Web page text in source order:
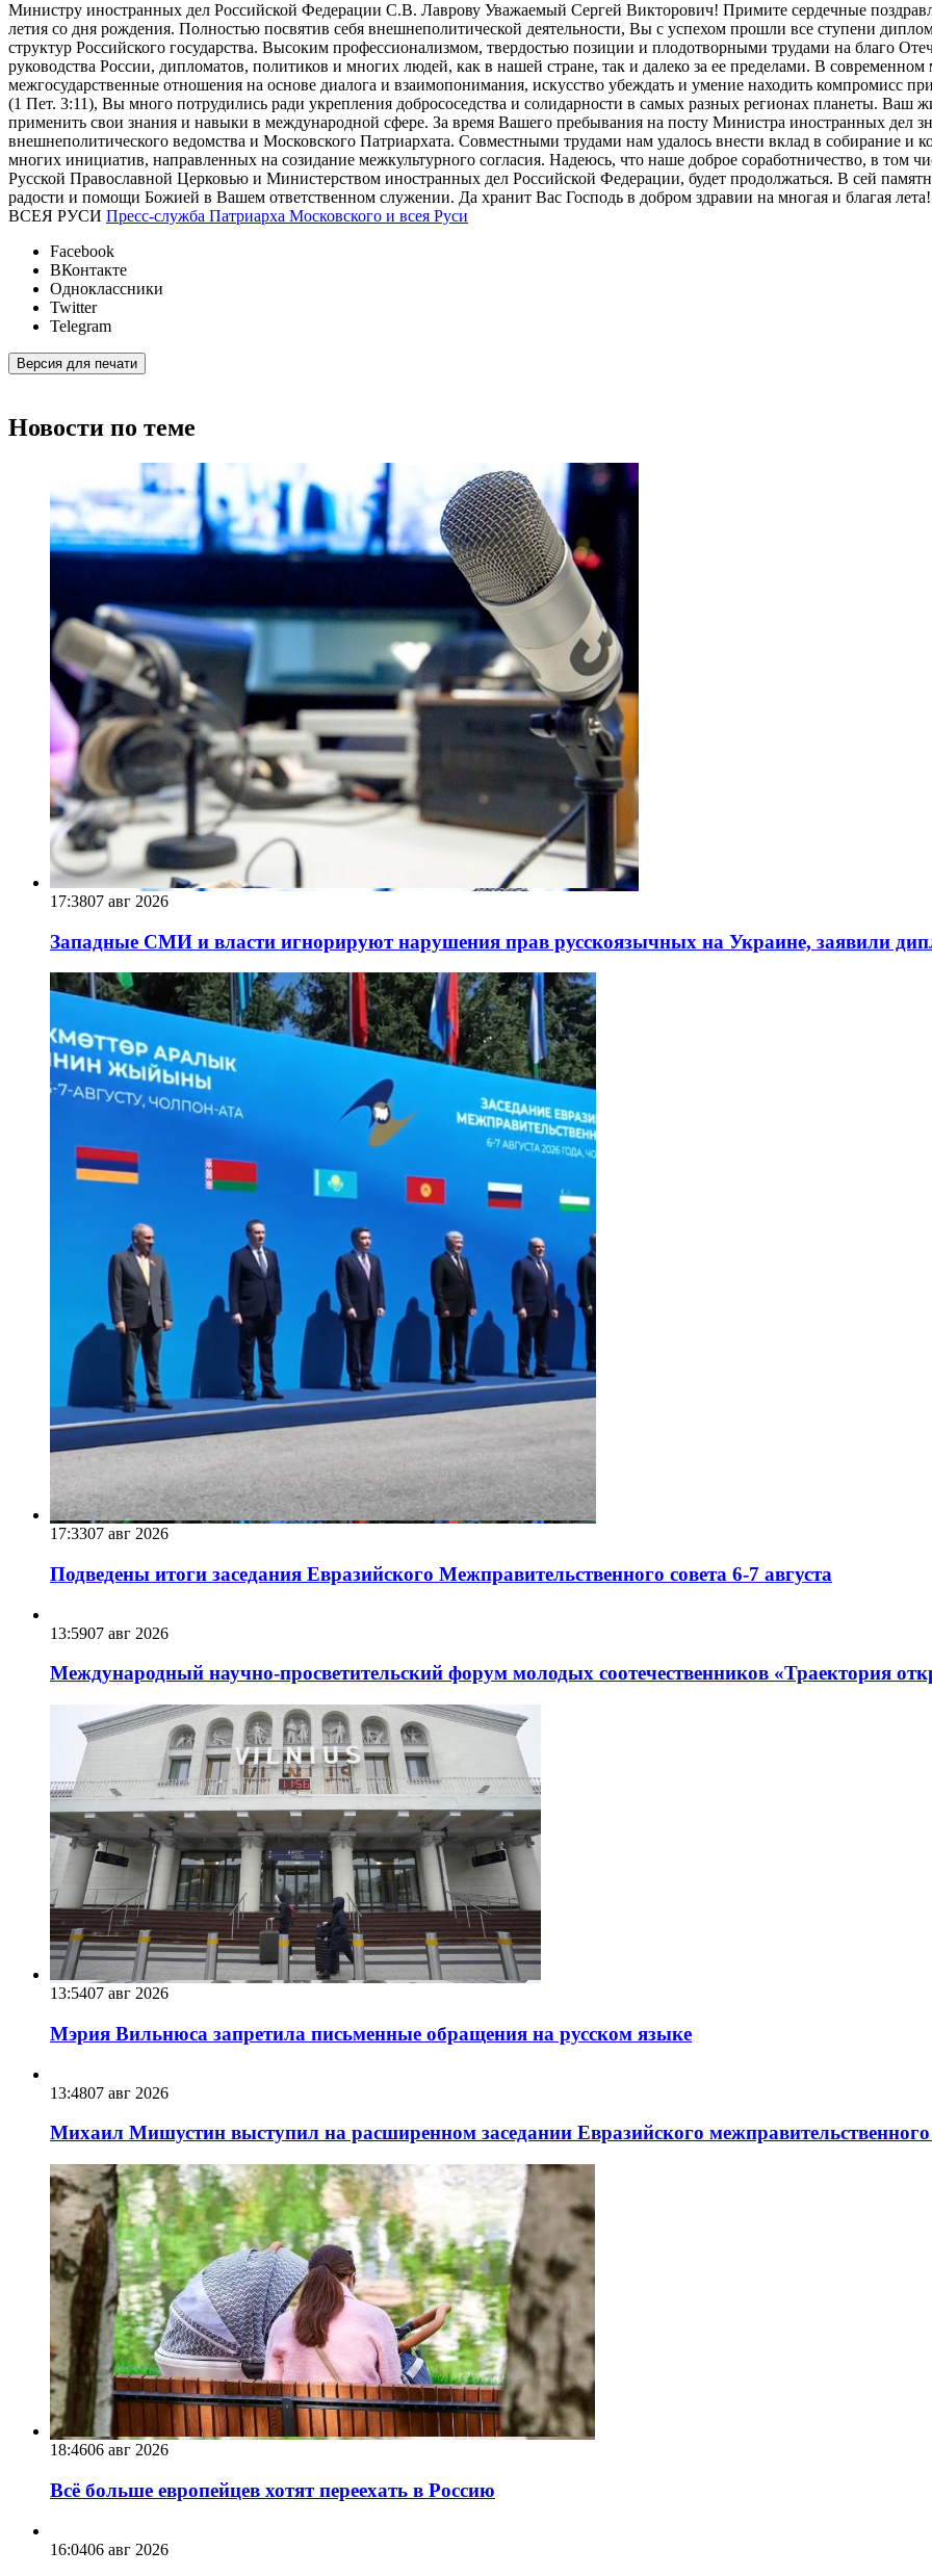
Министру иностранных дел Российской Федерации С.В. Лаврову Уважаемый Сергей Викторович! Примите сердечные
летия со дня рождения. Полностью посвятив себя внешнеполитической деятельности, Вы с успехом прошли все ступени
структур Российского государства. Высоким профессионализмом, твердостью позиции и плодотворными трудами на благо
руководства России, дипломатов, политиков и многих людей, как в нашей стране, так и далеко за ее пределами. В
межгосударственные отношения на основе диалога и взаимопонимания, искусство убеждать и умение находить компромисс
(1 Пет. 3:11), Вы много потрудились ради укрепления добрососедства и солидарности в самых разных регионах планеты.
применить свои знания и навыки в международной сфере. За время Вашего пребывания на посту Министра иностранных дел
внешнеполитического ведомства и Московского Патриархата. Совместными трудами нам удалось внести вклад в собирание и
многих инициатив, направленных на созидание межкультурного согласия. Надеюсь, что наше доброе соработничество, в том
Русской Православной Церковью и Министерством иностранных дел Российской Федерации, будет продолжаться. В сей
радости и помощи Божией в Вашем ответственном служении. Да хранит Вас Господь в добром здравии на многая и
ВСЕЯ РУСИ Пресс-служба Патриарха Московского и всея Руси
Facebook
ВКонтакте
Одноклассники
Twitter
Telegram
Версия для печати
Новости по теме
17:3807 авг 2026
Западные СМИ и власти игнорируют нарушения прав русскоязычных на Украине, заявили
17:3307 авг 2026
Подведены итоги заседания Евразийского Межправительственного совета 6-7 августа
13:5907 авг 2026
Международный научно-просветительский форум молодых соотечественников «Траектория
13:5407 авг 2026
Мэрия Вильнюса запретила письменные обращения на русском языке
13:4807 авг 2026
Михаил Мишустин выступил на расширенном заседании Евразийского
18:4606 авг 2026
Всё больше европейцев хотят переехать в Россию
16:0406 авг 2026